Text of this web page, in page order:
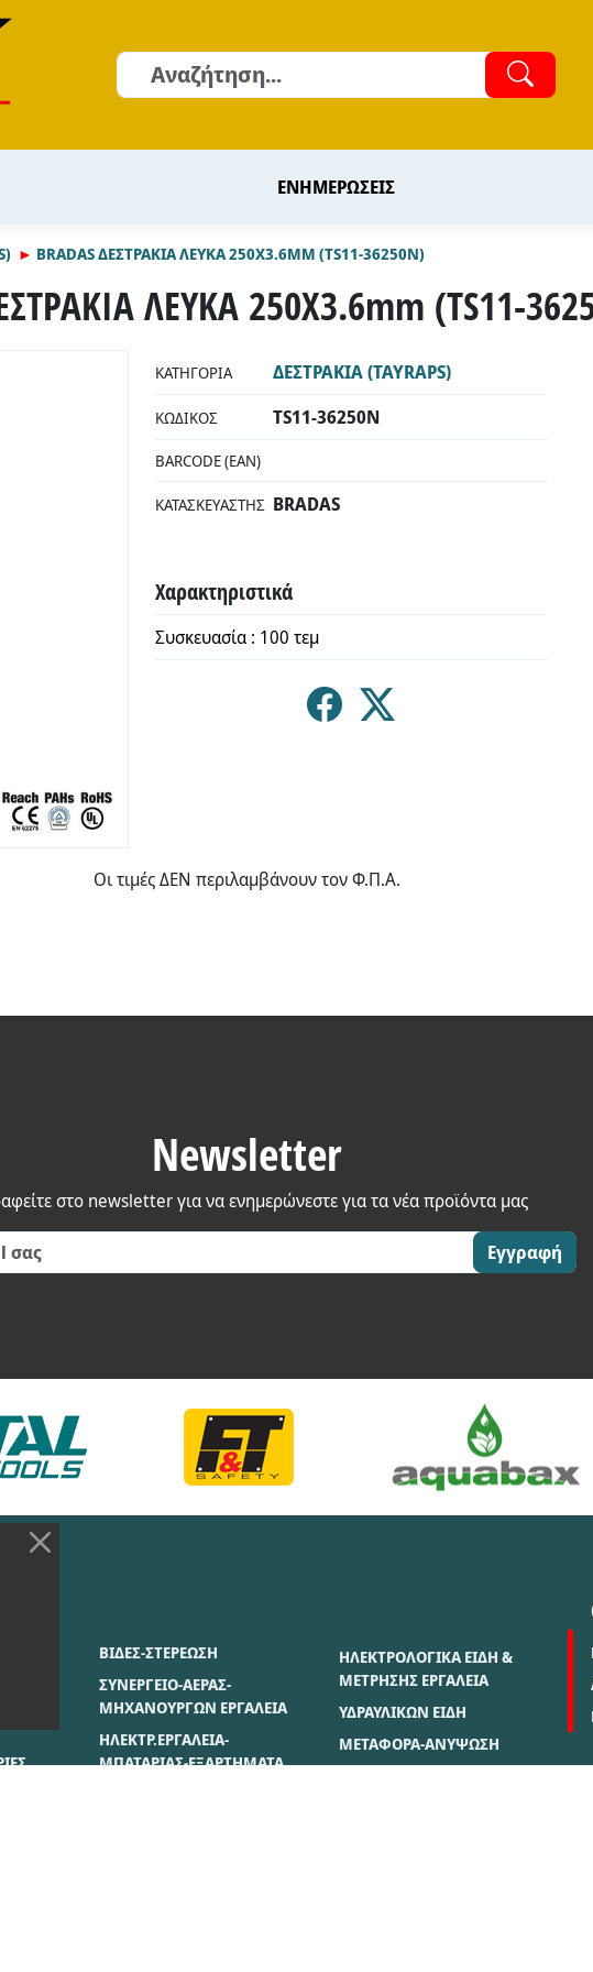
ΕΝΗΜΕΡΩΣΕΙΣ
BRADAS ΔΕΣΤΡΑΚΙΑ ΛΕΥΚΑ 250X3.6MM (TS11-36250N)
ΛΕΥΚΑ 250X3.6mm (TS11-
ΚΑΤΗΓΟΡΊΑ ΔΕΣΤΡΑΚΙΑ (TAYRAPS)
ΚΩΔΙΚΌΣ TS11-36250N
BARCODE (EAN)
ΚΑΤΑΣΚΕΥΑΣΤΉΣ BRADAS
Χαρακτηριστικά
Συσκευασία : 100 τεμ
Οι τιμές ΔΕΝ περιλαμβάνουν τον Φ.Π.Α.
Newsletter
στο newsletter για να ενημερώνεστε για τα νέα προϊόντα μας
Εγγραφή
ΒΙΔΕΣ-ΣΤΕΡΕΩΣΗ
ΣΥΝΕΡΓΕΙΟ-ΑΕΡΑΣ-
ΜΗΧΑΝΟΥΡΓΩΝ ΕΡΓΑΛΕΙΑ
ΗΛΕΚΤΡ.ΕΡΓΑΛΕΙΑ-
ΜΠΑΤΑΡΙΑΣ-ΕΞΑΡΤΗΜΑΤΑ
ΗΛΕΚΤΡΟΛΟΓΙΚΑ ΕΙΔΗ &
ΜΕΤΡΗΣΗΣ ΕΡΓΑΛΕΙΑ
ΥΔΡΑΥΛΙΚΩΝ ΕΙΔΗ
ΜΕΤΑΦΟΡΑ-ΑΝΥΨΩΣΗ